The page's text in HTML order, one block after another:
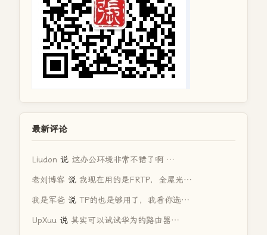
最新评论
Liudon 说 这办公环境非常不错了啊 …
老刘博客 说 我现在用的是FRTP，全屋光…
我是军爸 说 TP的也是够用了，我看你选…
UpXuu 说 其实可以试试华为的路由器…